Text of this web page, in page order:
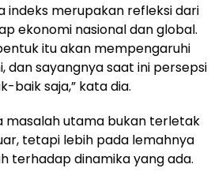
indeks merupakan refleksi dari
ekonomi nasional dan global.
itu akan mempengaruhi
dan sayangnya saat ini persepsi
baik saja,” kata dia.
masalah utama bukan terletak
tetapi lebih pada lemahnya
terhadap dinamika yang ada.